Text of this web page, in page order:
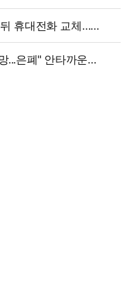
휴대전화 교체…
...은폐" 안타까운